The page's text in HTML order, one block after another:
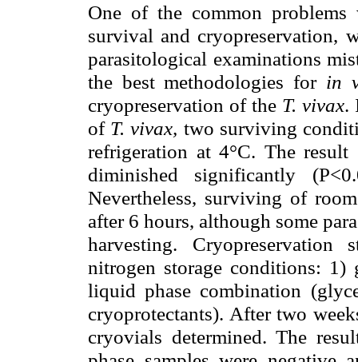
One of the common
survival and cryopreservation,
parasitological examinations
the best methodologies for in
cryopreservation of the T.vivax.
of T.vivax, two surviving
refrigeration at 4°C. The result
diminished significantly
Nevertheless, surviving of
after 6 hours, although some
harvesting. Cryopreservation
nitrogen storage conditions: 1)
liquid phase combination
cryoprotectants). After two
cryovials determined. The